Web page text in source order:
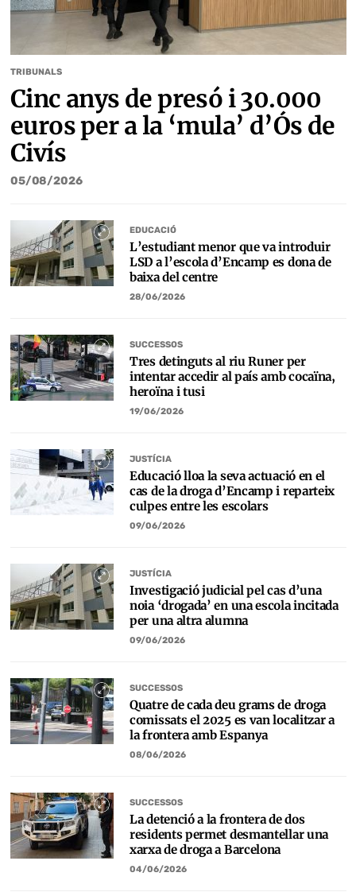
TRIBUNALS
Cinc anys de presó i 30.000
euros per a la ‘mula’ d’Ós de
Civís
05/08/2026
EDUCACIÓ
L’estudiant menor que va introduir
LSD a l’escola d’Encamp es dona de
baixa del centre
28/06/2026
SUCCESSOS
Tres detinguts al riu Runer per
intentar accedir al país amb cocaïna,
heroïna i tusi
19/06/2026
JUSTÍCIA
Educació lloa la seva actuació en el
cas de la droga d’Encamp i reparteix
culpes entre les escolars
09/06/2026
JUSTÍCIA
Investigació judicial pel cas d’una
noia ‘drogada’ en una escola incitada
per una altra alumna
09/06/2026
SUCCESSOS
Quatre de cada deu grams de droga
comissats el 2025 es van localitzar a
la frontera amb Espanya
08/06/2026
SUCCESSOS
La detenció a la frontera de dos
residents permet desmantellar una
xarxa de droga a Barcelona
04/06/2026